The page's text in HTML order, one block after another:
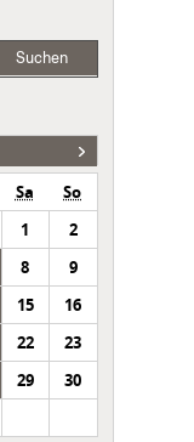
Suchen
Sa
So
1
2
8
9
15
16
22
23
29
30